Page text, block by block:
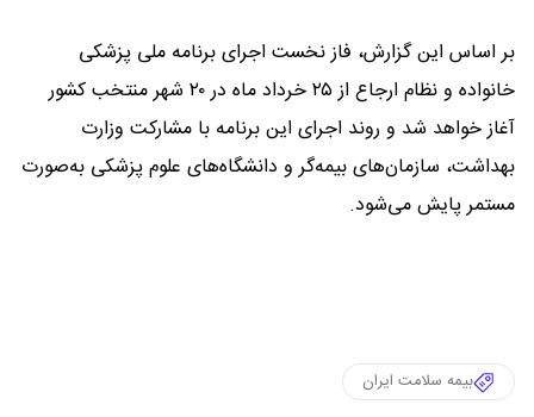
بر اساس این گزارش، فاز نخست اجرای برنامه ملی پزشکی
خانواده و نظام ارجاع از ۲۵ خرداد ماه در ۲۰ شهر منتخب کشور
آغاز خواهد شد و روند اجرای این برنامه با مشارکت وزارت
بهداشت، سازمان‌های بیمه‌گر و دانشگاه‌های علوم پزشکی به‌صورت
مستمر پایش می‌شود.
بیمه سلامت ایران